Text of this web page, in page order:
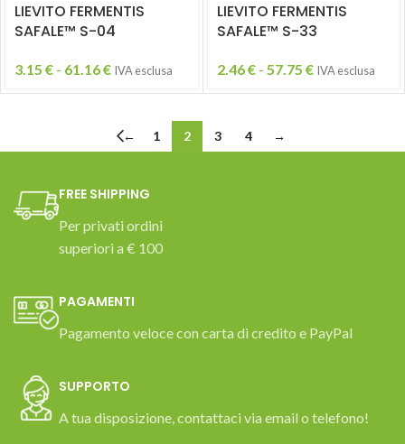
LIEVITO FERMENTIS
SAFALE™ S-04
3.15 € - 61.16€ IVA esclusa
LIEVITO FERMENTIS
SAFALE™ S-33
2.46€ - 57.75 € IVA esclusa
← 1 2 3 4 →
FREE SHIPPING
Per privati ordini
superiori a € 100
PAGAMENTI
Pagamento veloce con carta di credito e PayPal
SUPPORTO
A tua disposizione, contattaci via email o telefono!